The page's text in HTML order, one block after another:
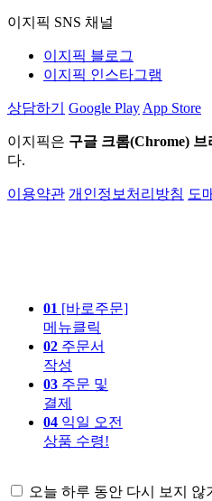
이지픽 SNS 채널
이지픽 블로그
이지픽 인스타그램
상담하기 Google Play App Store
이지픽은 구글 크롬(Chrome) 브
다.
이용약관 개인정보처리방침 도
01 [바로주문]
메뉴클릭
02 주문서
작성
03 주문 및
결제
04 익일 오전
상품 수령!
오늘 하루 동안 다시 보지 않